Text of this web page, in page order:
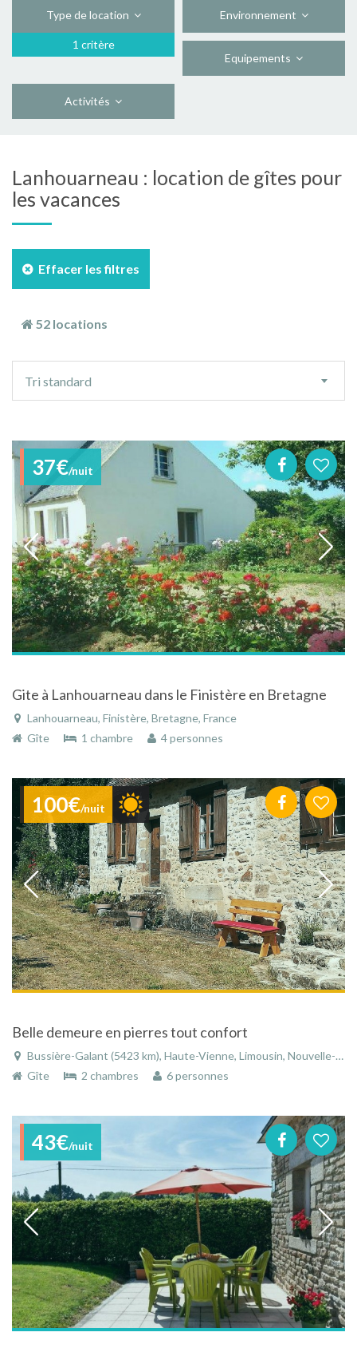
Type de location
1 critère
Environnement
Equipements
Activités
Lanhouarneau : location de gîtes pour
les vacances
Effacer les filtres
52 locations
tri
Tri standard
37€/nuit
Gite à Lanhouarneau dans le Finistère en Bretagne
Lanhouarneau, Finistère, Bretagne, France
Gîte
1 chambre 4 personnes
100€/nuit
Belle demeure en pierres tout confort
Bussière-Galant (5423 km), Haute-Vienne, Limousin, Nouvelle-Aquitaine, France
Gîte
2 chambres 6 personnes
43€/nuit